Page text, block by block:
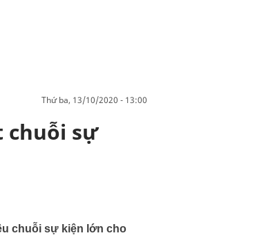
thứ ba, 13/10/2020 - 13:00
chuỗi sự
chuỗi sự kiện lớn cho